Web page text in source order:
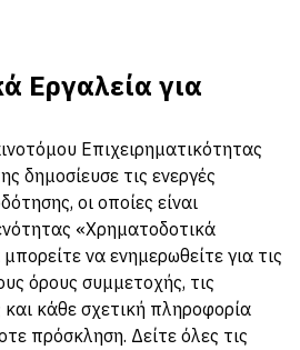
Εργαλεία για
Επιχειρηματικότητας
δημοσίευσε τις ενεργές
οι οποίες είναι
«Χρηματοδοτικά
να ενημερωθείτε για τις
όρους συμμετοχής, τις
κάθε σχετική πληροφορία
πρόσκληση. Δείτε όλες τις